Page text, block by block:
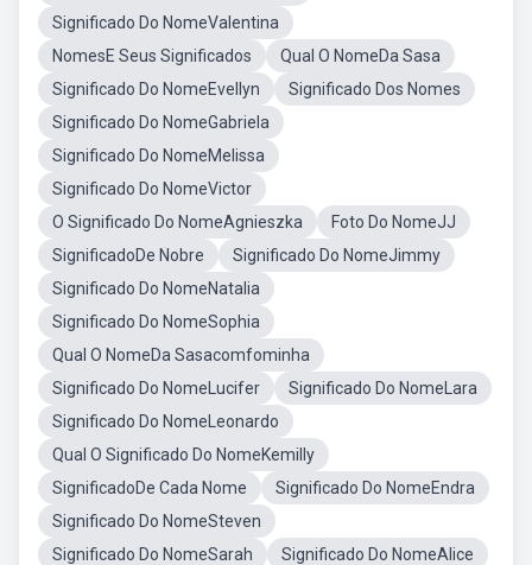
Significado Do NomeValentina
NomesE Seus Significados
Qual O NomeDa Sasa
Significado Do NomeEvellyn
Significado Dos Nomes
Significado Do NomeGabriela
Significado Do NomeMelissa
Significado Do NomeVictor
O Significado Do NomeAgnieszka
Foto Do NomeJJ
SignificadoDe Nobre
Significado Do NomeJimmy
Significado Do NomeNatalia
Significado Do NomeSophia
Qual O NomeDa Sasacomfominha
Significado Do NomeLucifer
Significado Do NomeLara
Significado Do NomeLeonardo
Qual O Significado Do NomeKemilly
SignificadoDe Cada Nome
Significado Do NomeEndra
Significado Do NomeSteven
Significado Do NomeSarah
Significado Do NomeAlice